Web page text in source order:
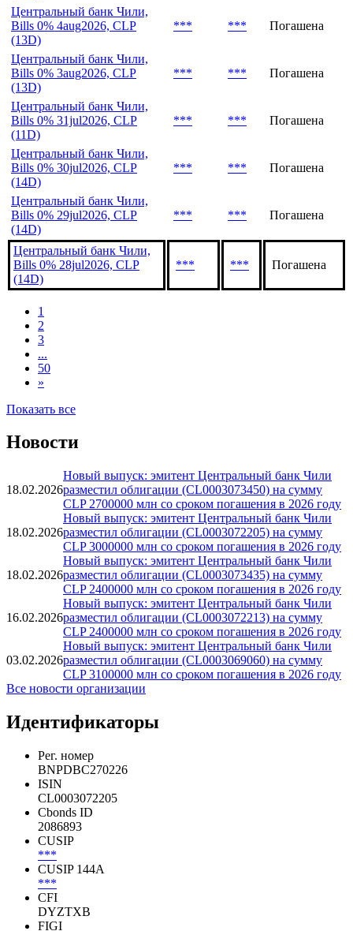
Центральный банк Чили,
Bills 0% 4aug2026, CLP
(13D)
*** *** Погашена
Центральный банк Чили,
Bills 0% 3aug2026, CLP
(13D)
*** *** Погашена
Центральный банк Чили,
Bills 0% 31jul2026, CLP
(11D)
*** *** Погашена
Центральный банк Чили,
Bills 0% 30jul2026, CLP
(14D)
*** *** Погашена
Центральный банк Чили,
Bills 0% 29jul2026, CLP
(14D)
*** *** Погашена
Центральный банк Чили,
Bills 0% 28jul2026, CLP
(14D)
*** *** Погашена
1
2
3
...
50
»
Показать все
Новости
18.02.2026
Новый выпуск: эмитент Центральный банк Чили
разместил облигации (CL0003073450) на сумму
CLP 2700000 млн со сроком погашения в 2026 году
18.02.2026
Новый выпуск: эмитент Центральный банк Чили
разместил облигации (CL0003072205) на сумму
CLP 3000000 млн со сроком погашения в 2026 году
18.02.2026
Новый выпуск: эмитент Центральный банк Чили
разместил облигации (CL0003073435) на сумму
CLP 2400000 млн со сроком погашения в 2026 году
16.02.2026
Новый выпуск: эмитент Центральный банк Чили
разместил облигации (CL0003072213) на сумму
CLP 2400000 млн со сроком погашения в 2026 году
03.02.2026
Новый выпуск: эмитент Центральный банк Чили
разместил облигации (CL0003069060) на сумму
CLP 3100000 млн со сроком погашения в 2026 году
Все новости организации
Идентификаторы
Рег. номер
BNPDBC270226
ISIN
CL0003072205
Cbonds ID
2086893
CUSIP
***
CUSIP 144A
***
CFI
DYZTXB
FIGI